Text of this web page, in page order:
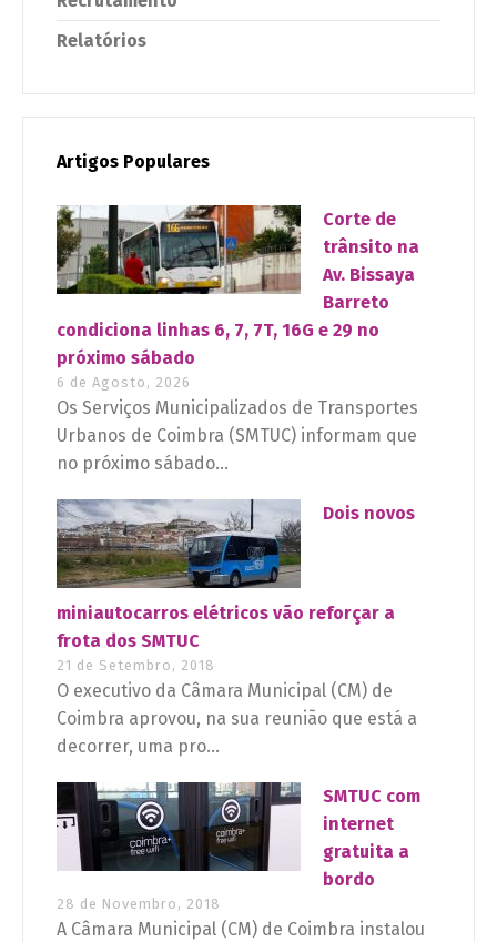
Relatórios
Artigos Populares
Corte de
trânsito na
Av. Bissaya
Barreto
condiciona linhas 6, 7, 7T, 16G e 29 no
próximo sábado
6 de Agosto, 2026
Os Serviços Municipalizados de Transportes
Urbanos de Coimbra (SMTUC) informam que
no próximo sábado...
Dois novos
miniautocarros elétricos vão reforçar a
frota dos SMTUC
21 de Setembro, 2018
O executivo da Câmara Municipal (CM) de
Coimbra aprovou, na sua reunião que está a
decorrer, uma pro...
SMTUC com
internet
gratuita a
bordo
28 de Novembro, 2018
A Câmara Municipal (CM) de Coimbra instalou